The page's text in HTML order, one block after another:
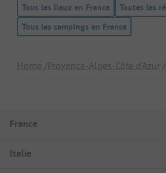
Tous les lieux en France
Toutes les
Tous les campings en France
Home Provence-Alpes-Côte d'Azur
France
Italie